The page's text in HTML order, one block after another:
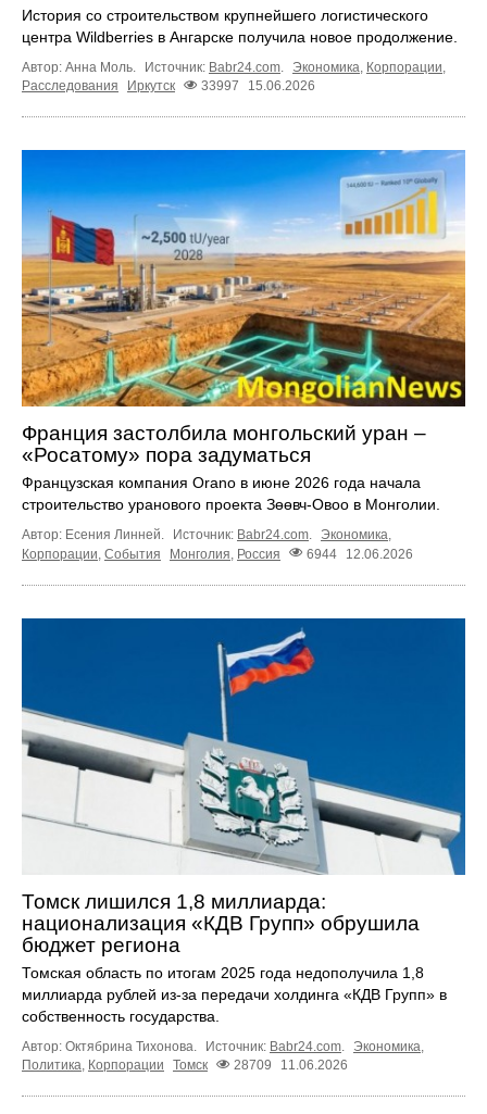
История со строительством крупнейшего логистического
центра Wildberries в Ангарске получила новое продолжение.
Автор: Анна Моль. Источник: Babr24.com Экономика Корпорации
Расследования
Иркутск 33997 15.06.2026
Франция застолбила монгольский уран –
«Росатому» пора задуматься
Французская компания Orano в июне 2026 года начала
строительство уранового проекта Зөөвч-Овоо в Монголии.
Автор: Есения Линней. Источник: Babr24.com. Экономика,
Корпорации События Монголия Россия 6944 12.06.2026
Томск лишился 1,8 миллиарда:
национализация «КДВ Групп» обрушила
бюджет региона
Томская область по итогам 2025 года недополучила 1,8
миллиарда рублей из-за передачи холдинга «КДВ Групп» в
собственность государства.
Автор: Октябрина Тихонова. Источник: Babr24.com. Экономика,
Политика, Корпорации Томск 28709 11.06.2026